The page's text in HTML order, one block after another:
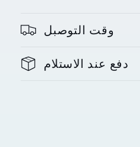
وقت التوصبل
دفع عند الاستلام